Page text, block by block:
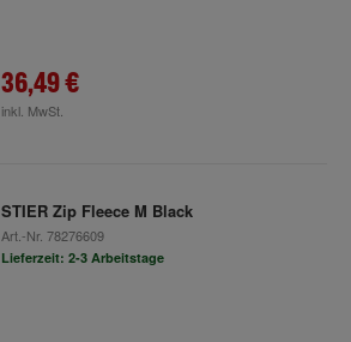
36,49 €
inkl. MwSt.
STIER Zip Fleece M Black
Art.-Nr. 78276609
Lieferzeit: 2-3 Arbeitstage